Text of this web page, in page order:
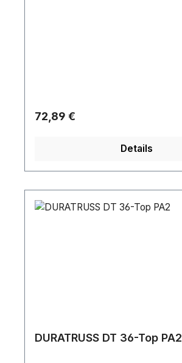
Regulärer Preis:
72,89 €
Details
DURATRUSS DT 36-Top PA2